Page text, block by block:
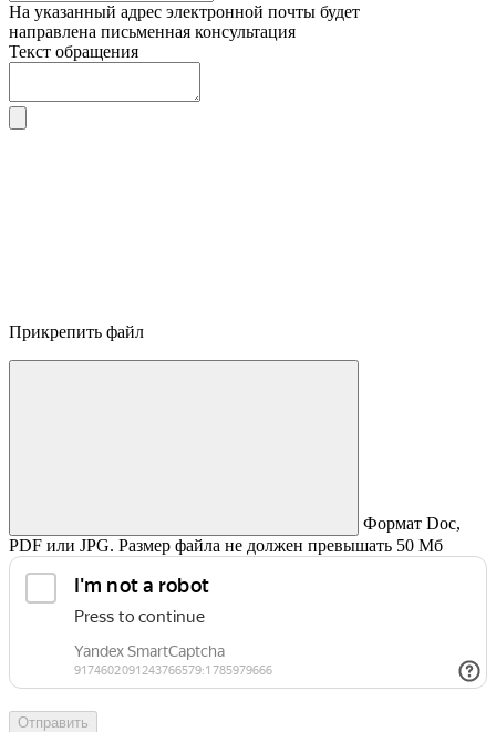
На указанный адрес электронной почты будет
направлена письменная консультация
Текст обращения
Прикрепить файл
Формат Doc,
PDF или JPG. Размер файла не должен превышать 50 Мб
Отправить